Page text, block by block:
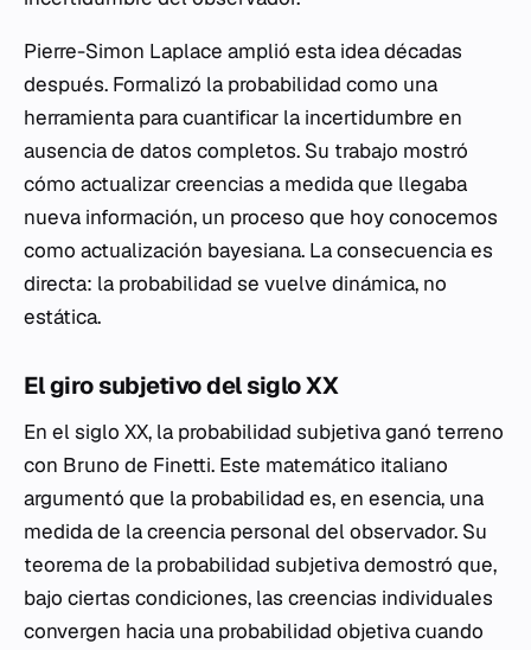
Pierre-Simon Laplace amplió esta idea décadas
después. Formalizó la probabilidad como una
herramienta para cuantificar la incertidumbre en
ausencia de datos completos. Su trabajo mostró
cómo actualizar creencias a medida que llegaba
nueva información, un proceso que hoy conocemos
como actualización bayesiana. La consecuencia es
directa: la probabilidad se vuelve dinámica, no
estática.
El giro subjetivo del siglo XX
En el siglo XX, la probabilidad subjetiva ganó terreno
con Bruno de Finetti. Este matemático italiano
argumentó que la probabilidad es, en esencia, una
medida de la creencia personal del observador. Su
teorema de la probabilidad subjetiva demostró que,
bajo ciertas condiciones, las creencias individuales
convergen hacia una probabilidad objetiva cuando